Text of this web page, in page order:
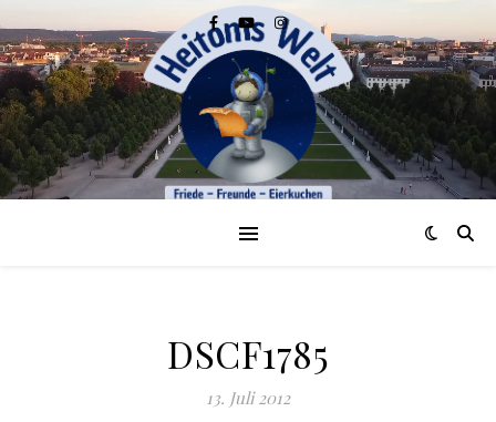
DSCF1785
13. Juli 2012